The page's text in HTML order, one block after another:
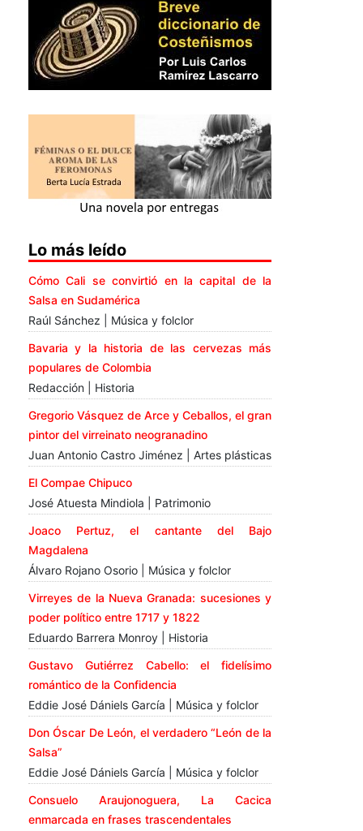
Lo más leído
Cómo Cali se convirtió en la capital de la
Salsa en Sudamérica
Raúl Sánchez | Música y folclor
Bavaria y la historia de las cervezas más
populares de Colombia
Redacción | Historia
Gregorio Vásquez de Arce y Ceballos, el gran
pintor del virreinato neogranadino
Juan Antonio Castro Jiménez | Artes plásticas
El Compae Chipuco
José Atuesta Mindiola | Patrimonio
Joaco Pertuz, el cantante del Bajo
Magdalena
Álvaro Rojano Osorio | Música y folclor
Virreyes de la Nueva Granada: sucesiones y
poder político entre 1717 y 1822
Eduardo Barrera Monroy | Historia
Gustavo Gutiérrez Cabello: el fidelísimo
romántico de la Confidencia
Eddie José Dániels García | Música y folclor
Don Óscar De León, el verdadero “León de la
Salsa”
Eddie José Dániels García | Música y folclor
Consuelo Araujonoguera, La Cacica
enmarcada en frases trascendentales